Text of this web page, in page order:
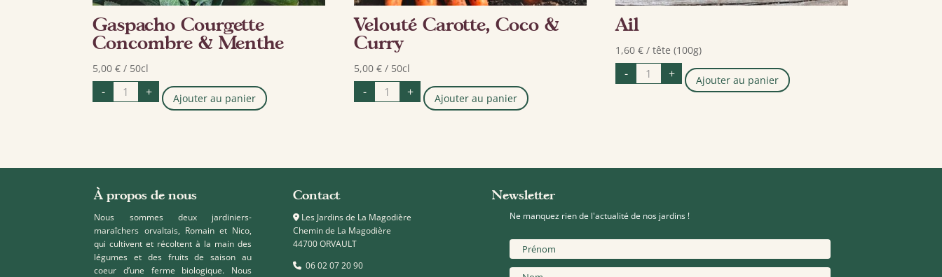
Gaspacho Courgette
Concombre & Menthe
5,00 € / 50cl
- quantité
de
Gaspacho
+ Ajouter au panier
Velouté Carotte, Coco &
Curry
5,00€ / 50cl
- quantité
de
Velouté
+ Ajouter au panier
Ail
1,60€ / tête (100g)
- quantité
de
Ail
+ Ajouter au panier
À propos de nous
Nous sommes deux jardiniers-
maraîchers orvaltais, Romain et Nico,
qui cultivent et récoltent à la main des
légumes et des fruits de saison au
coeur d’une ferme biologique. Nous
Contact
Les Jardins de La Magodière
Chemin de La Magodière
44700 ORVAULT
06 02 07 20 90
Newsletter
Ne manquez rien de l'actualité de nos jardins !